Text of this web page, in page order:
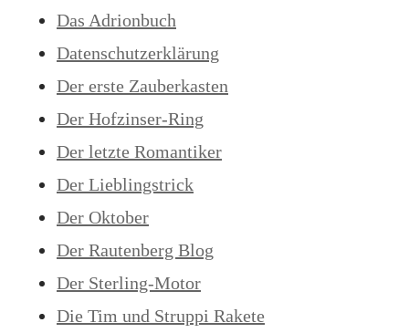
Das Adrionbuch
Datenschutzerklärung
Der erste Zauberkasten
Der Hofzinser-Ring
Der letzte Romantiker
Der Lieblingstrick
Der Oktober
Der Rautenberg Blog
Der Sterling-Motor
Die Tim und Struppi Rakete